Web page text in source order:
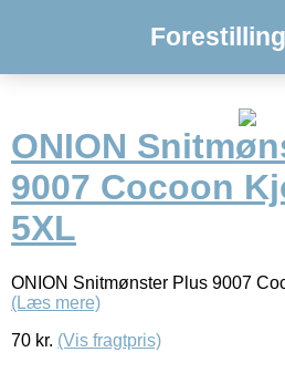
ONION
9007 Cocoon
5XL
ONION Snitmønster Plus 9007
(Læs mere)
70 kr. (Vis fragtpris)